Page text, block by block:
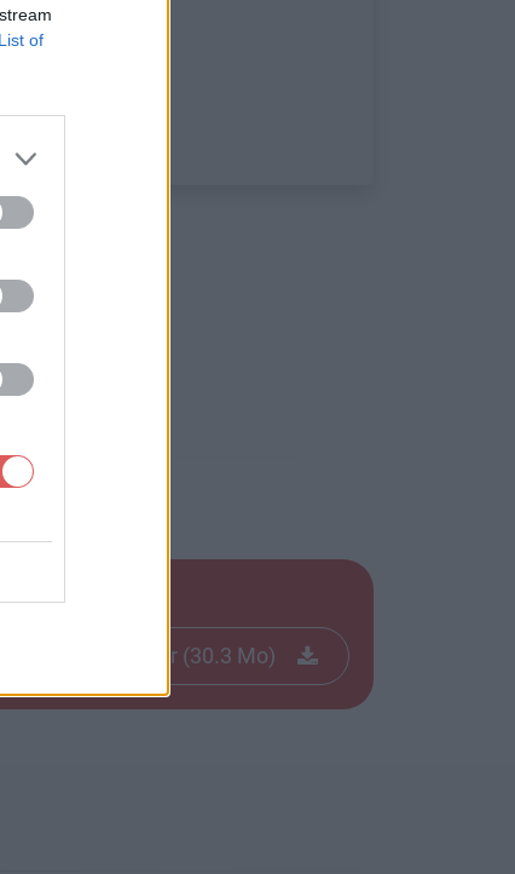
of
le fichier (30.3 Mo)